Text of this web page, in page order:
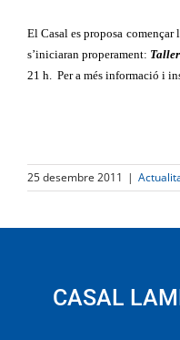
El Casal es proposa començar
s’iniciaran properament:
21 h. Per a més informació i
25 desembre 2011 |
CASAL